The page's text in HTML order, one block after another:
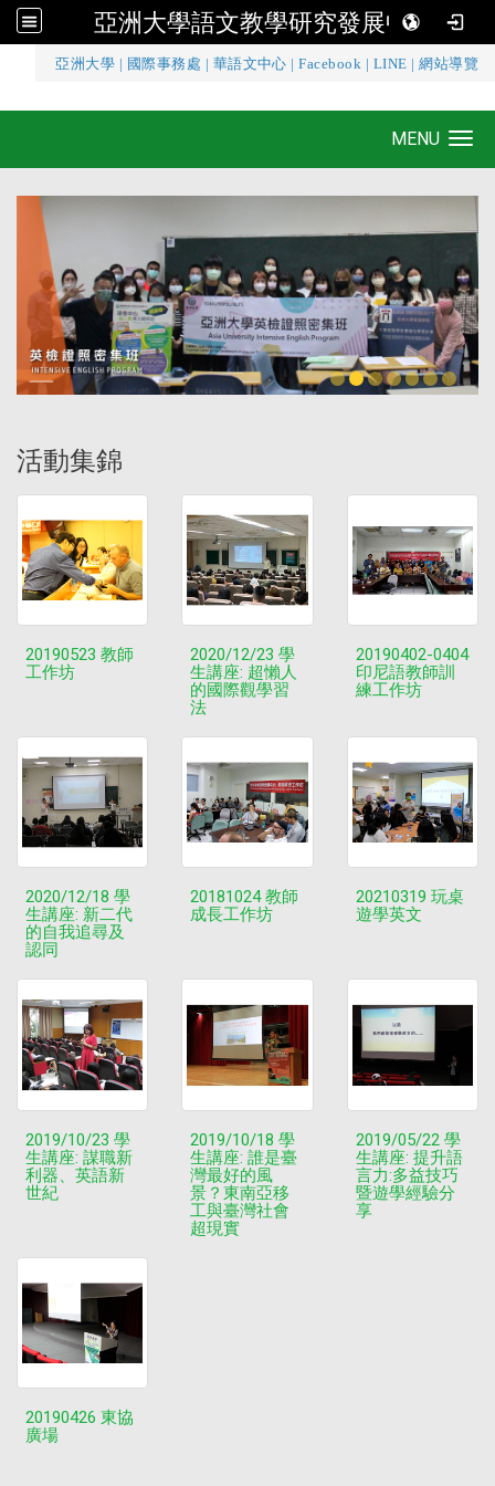
亞洲大學語文教學研究發展中心
亞洲大學 國際事務處 華語文中心 |Facebook LINE |網站導覽
亞洲大學語文教學研究發展中心
MENU
活動集錦
20190523 教師
工作坊
2020/12/23 學
生講座: 超懶人
的國際觀學習
法
20190402-0404
印尼語教師訓
練工作坊
2020/12/18 學
生講座: 新二代
的自我追尋及
認同
20181024 教師
成長工作坊
20210319 玩桌
遊學英文
2019/10/23 學
生講座: 謀職新
利器、英語新
世紀
2019/10/18 學
生講座: 誰是臺
灣最好的風
景？東南亞移
工與臺灣社會
超現實
2019/05/22 學
生講座: 提升語
言力:多益技巧
暨遊學經驗分
享
20190426 東協
廣場